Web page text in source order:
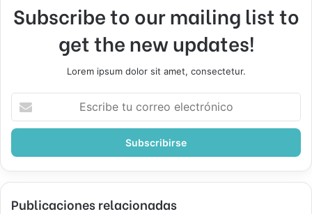
Subscribe to our mailing list to
get the new updates!
Lorem ipsum dolor sit amet, consectetur.
correo
Publicaciones relacionadas